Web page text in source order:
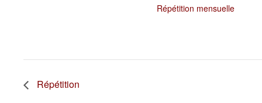
Répétition mensuelle
Répétition